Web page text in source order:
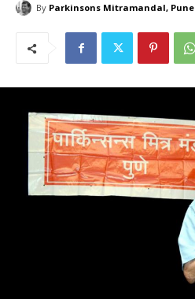
By Parkinsons Mitramandal, Pune